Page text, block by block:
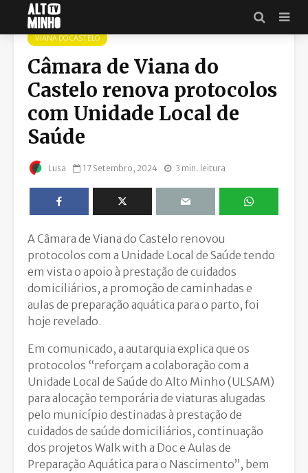
VIANA DO CASTELO
Câmara de Viana do
Castelo renova protocolos
com Unidade Local de
Saúde
Lusa 17 Setembro, 2024 3 min. leitura
A Câmara de Viana do Castelo renovou
protocolos com a Unidade Local de Saúde tendo
em vista o apoio à prestação de cuidados
domiciliários, a promoção de caminhadas e
aulas de preparação aquática para o parto, foi
hoje revelado.
Em comunicado, a autarquia explica que os
protocolos “reforçam a colaboração com a
Unidade Local de Saúde do Alto Minho (ULSAM)
para alocação temporária de viaturas alugadas
pelo município destinadas à prestação de
cuidados de saúde domiciliários, continuação
dos projetos Walk with a Doc e Aulas de
Preparação Aquática para o Nascimento”, bem